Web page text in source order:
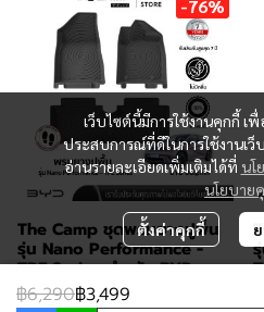
-76%
The Camp ชุดพรมยางปูพื้น
รุ่น Nano Performance -
TPE Series สำหรับ BYD
Dolphin
฿6,290฿3,499
เว็บไซต์นี้มีการใช้งานคุกกี้
ประสบการณ์ที่ดีในการใช้งานเ
อ่านรายละเอียดเพิ่มเติมได้ที่ นโ
นโยบาย
ตั้งค่าคุกกี้